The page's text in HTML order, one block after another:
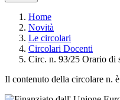
Home
Novità
Le circolari
Circolari Docenti
Circ. n. 93/25 Orario di
Il contenuto della circolare n.